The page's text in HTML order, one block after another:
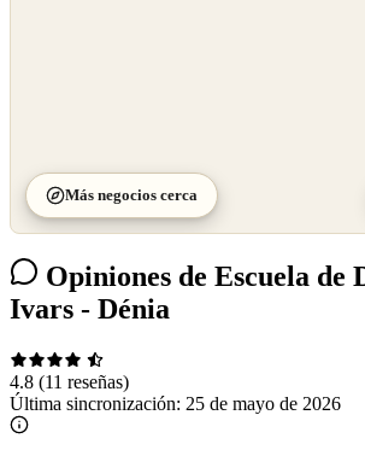
Más negocios cerca
Opiniones de Escuela de
Ivars - Dénia
4.8 (11 reseñas)
Última sincronización: 25 de mayo de 2026